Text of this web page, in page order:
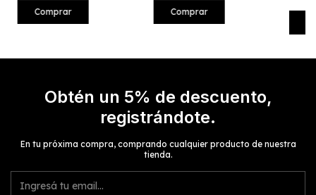
Obtén un 5% de descuento,
registrándote.
En tu próxima compra, comprando cualquier producto de nuestra
tienda.